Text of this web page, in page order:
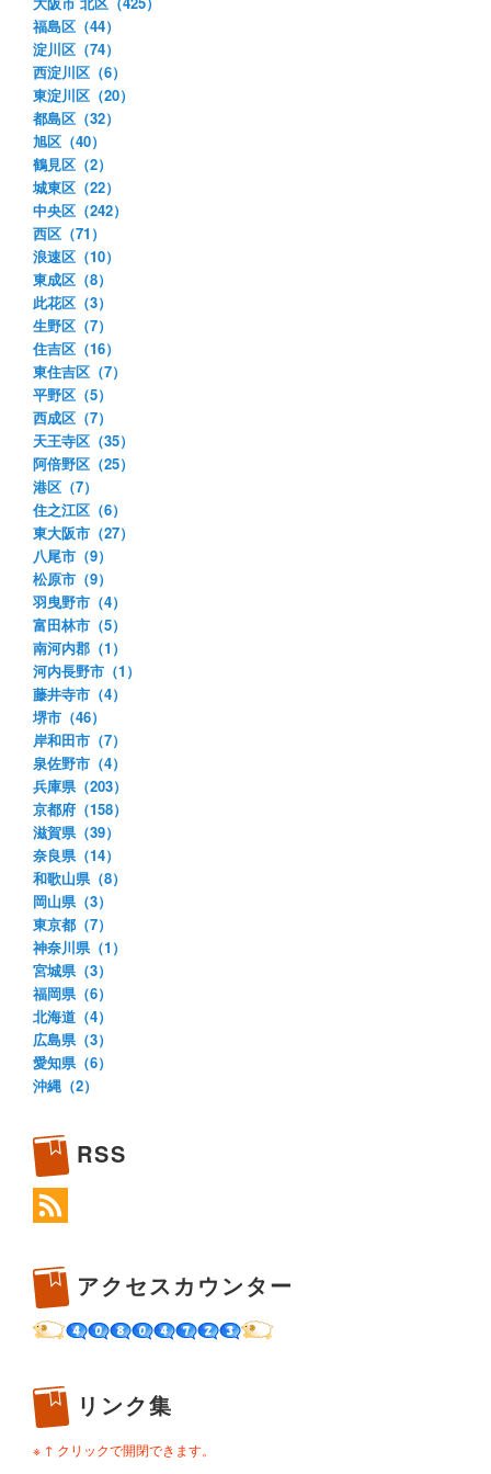
福島区（44）
淀川区（74）
西淀川区（6）
東淀川区（20）
都島区（32）
旭区（40）
鶴見区（2）
城東区（22）
中央区（242）
西区（71）
浪速区（10）
東成区（8）
此花区（3）
生野区（7）
住吉区（16）
東住吉区（7）
平野区（5）
西成区（7）
天王寺区（35）
阿倍野区（25）
港区（7）
住之江区（6）
東大阪市（27）
八尾市（9）
松原市（9）
羽曳野市（4）
富田林市（5）
南河内郡（1）
河内長野市（1）
藤井寺市（4）
堺市（46）
岸和田市（7）
泉佐野市（4）
兵庫県（203）
京都府（158）
滋賀県（39）
奈良県（14）
和歌山県（8）
岡山県（3）
東京都（7）
神奈川県（1）
宮城県（3）
福岡県（6）
北海道（4）
広島県（3）
愛知県（6）
沖縄（2）
RSS
アクセスカウンター
リンク集
※ ↑ クリックで開閉できます。